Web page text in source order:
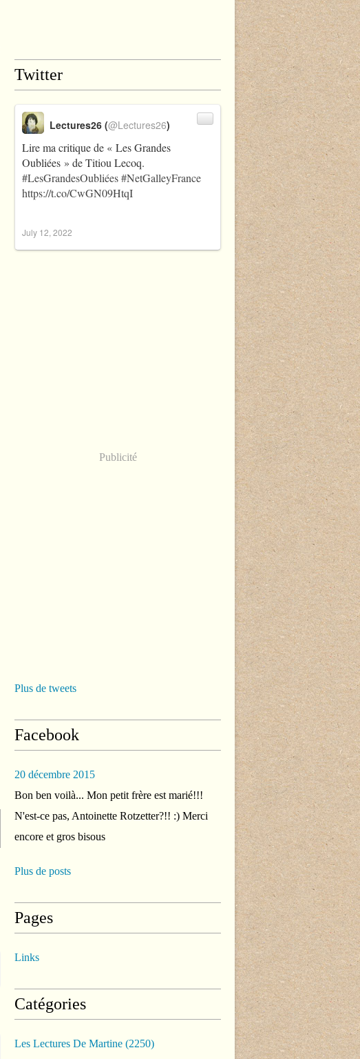
Twitter
Lire ma critique de « Les Grandes
Oubliées » de Titiou Lecoq.
#LesGrandesOubliées#NetGalleyFrance
https://t.co/CwGN09HtqI
Lectures26 (@Lectures26)
July 12, 2022
Publicité
Plus de tweets
Facebook
20 décembre 2015
Bon ben voilà... Mon petit frère est marié!!!
N'est-ce pas, Antoinette Rotzetter?!! :) Merci
encore et gros bisous
Plus de posts
Pages
Links
Catégories
Les Lectures De Martine (2250)